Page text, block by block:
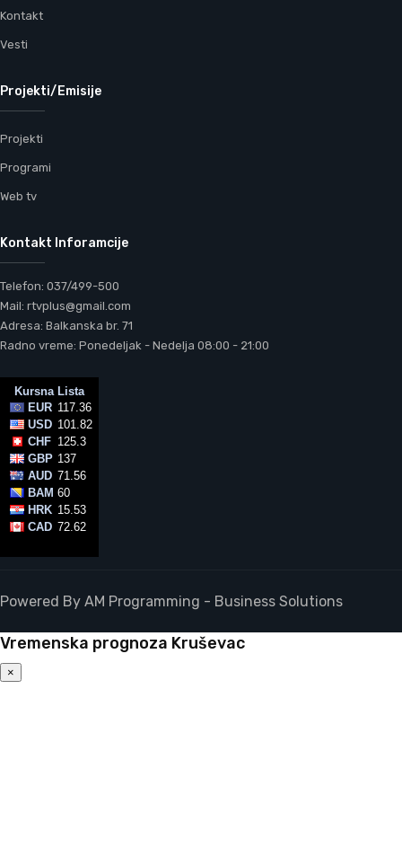
Kontakt
Vesti
Projekti/Emisije
Projekti
Programi
Web tv
Kontakt Inforamcije
Telefon: 037/499-500
Mail: rtvplus@gmail.com
Adresa: Balkanska br. 71
Radno vreme: Ponedeljak - Nedelja 08:00 - 21:00
Powered By AM Programming - Business Solutions
Vremenska prognoza Kruševac
×